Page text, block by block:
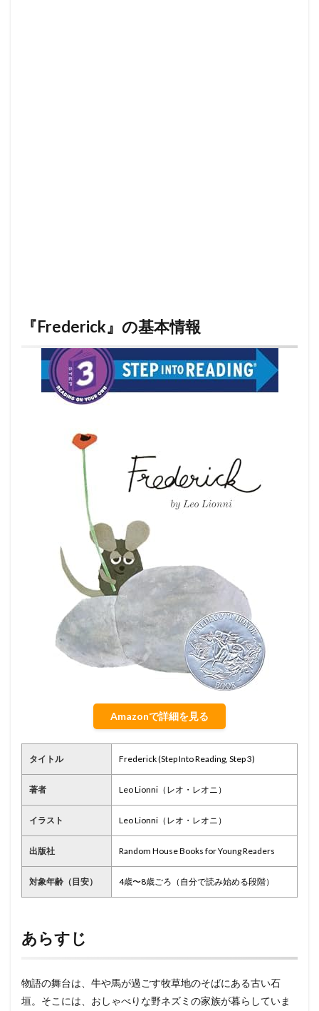
『Frederick』の基本情報
Amazonで詳細を見る
タイトル Frederick (Step Into Reading, Step 3)
著者 Leo Lionni（レオ・レオニ）
イラスト Leo Lionni（レオ・レオニ）
出版社 Random House Books for Young Readers
対象年齢（目安） 4歳〜8歳ごろ（自分で読み始める段階）
あらすじ
物語の舞台は、牛や馬が過ごす牧草地のそばにある古い石
垣。そこには、おしゃべりな野ネズミの家族が暮らしていま